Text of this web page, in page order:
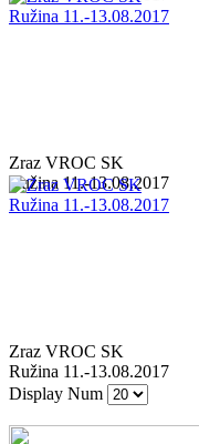
Zraz VROC SK
Ružina 11.-13.08.2017
Zraz VROC SK
Ružina 11.-13.08.2017
Display Num